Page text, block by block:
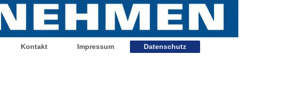
Kontakt Impressum Datenschutz